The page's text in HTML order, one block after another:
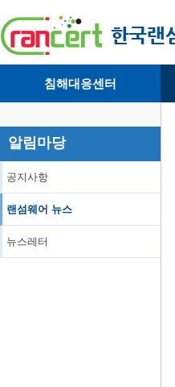
침해대응센터
· 침해피해신고
· 개인정보취급방침
알림마당
공지사항
랜섬웨어 뉴스
뉴스레터